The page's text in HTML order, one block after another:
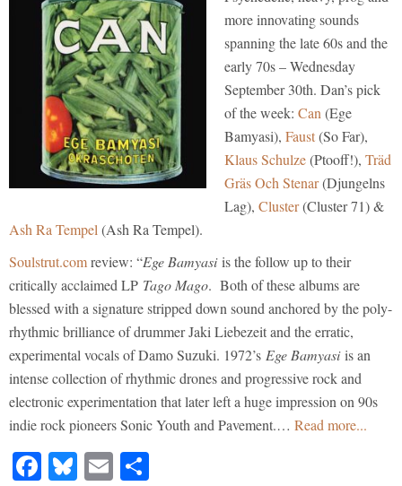
more innovating sounds
spanning the late 60s and the
early 70s – Wednesday
September 30th. Dan’s pick
of the week: Can(Ege
Bamyasi), Faust(So Far),
Klaus Schulze(Ptooff!), Träd
Gräs Och Stenar(Djungelns
Lag), Cluster(Cluster 71) &
Ash Ra Tempel(Ash Ra Tempel).
Soulstrut.comreview: “Ege Bamyasiis the follow up to their
critically acclaimed LP Tago Mago. Both of these albums are
blessed with a signature stripped down sound anchored by the poly-
rhythmic brilliance of drummer Jaki Liebezeit and the erratic,
experimental vocals of Damo Suzuki. 1972’s Ege Bamyasiis an
intense collection of rhythmic drones and progressive rock and
electronic experimentation that later left a huge impression on 90s
indie rock pioneers Sonic Youth and Pavement.… Read more...
Facebook
Bluesky
Email